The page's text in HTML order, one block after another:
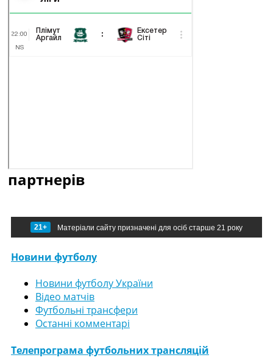
партнерів
21+ Матеріали сайту призначені для осіб старше 21 року
Новини футболу
Новини футболу України
Відео матчів
Футбольні трансфери
Останні комментарі
Телепрограма футбольних трансляцій